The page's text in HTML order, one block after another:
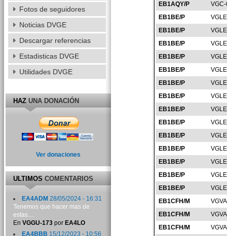
EB1AQY/P
EB1BE/P
EB1BE/P
EB1BE/P
EB1BE/P
EB1BE/P
EB1BE/P
EB1BE/P
EB1BE/P
EB1BE/P
EB1BE/P
EB1BE/P
EB1BE/P
EB1BE/P
EB1BE/P
EB1CFH/M
EB1CFH/M
EB1CFH/M
Fotos de seguidores
Noticias DVGE
Descargar referencias
Estadisticas DVGE
Utilidades DVGE
HAZUNA DONACIÓN
Ver donaciones
ULTIMOSCOMENTARIOS
EA4ADM 28/05/2024 - 16:31
Tenemos que hacer mas de
estas....
En VGGU-173por EA4LO
EA4BBB 15/12/2023 - 10:56